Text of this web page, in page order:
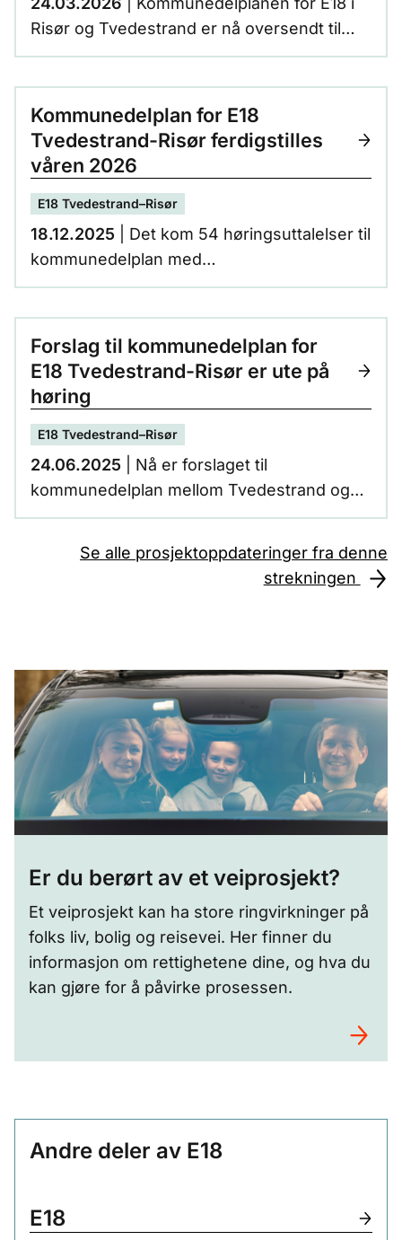
Risør og Tvedestrand er nå oversendt til
kommunene for sluttbehandling.
E18 som nasjonal hovedvei med fire felt og
fartsgrense 100 km/t. Planområdet strekker
seg fra Rødmyr i Tvedestrand til Akland i
Risør, en strekning på om lag 15 kilometer.
Kommunedelplan for E18
Tvedestrand-Risør ferdigstilles
våren 2026
E18 Tvedestrand–Risør
18.12.2025 | Det kom 54 høringsuttalelser til
kommunedelplan med
konsekvensutredning for E18 Tvedestrand-
miljø og naturmangfold, samfunn og
nærmiljø, trafikk og sikkerhet, samt plan og
gjennomføring.
Forslag til kommunedelplan for
E18 Tvedestrand-Risør er ute på
høring
E18 Tvedestrand–Risør
24.06.2025 | Nå er forslaget til
kommunedelplan mellom Tvedestrand og
Risør ute på høring. Fristen for å gi innspill
Se alle prosjektoppdateringer fra denne
strekningen
Er du berørt av et veiprosjekt?
Et veiprosjekt kan ha store ringvirkninger på
folks liv, bolig og reisevei. Her finner du
informasjon om rettighetene dine, og hva du
kan gjøre for å påvirke prosessen.
Andre deler av E18
E18